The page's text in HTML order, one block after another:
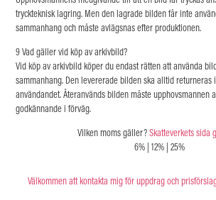
tryckteknisk lagring. Men den lagrade bilden får inte
sammanhang och måste avlägsnas efter produktionen.
9 Vad gäller vid köp av arkivbild?
Vid köp av arkivbild köper du endast rätten att använda
sammanhang. Den levererade bilden ska alltid returneras
användandet. Återanvänds bilden måste upphovsmannen
godkännande i förväg.
Vilken moms gäller?Skatteverkets sida
6%| 12%| 25%
Välkommen att kontakta mig för uppdrag och